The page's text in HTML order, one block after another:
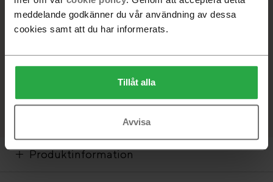
meddelande godkänner du vår användning av dessa
cookies samt att du har informerats.
Tillåt alla
Avvisa
Beställningsvara. Leveranstid 6-8 veckor
-
Produktinformation